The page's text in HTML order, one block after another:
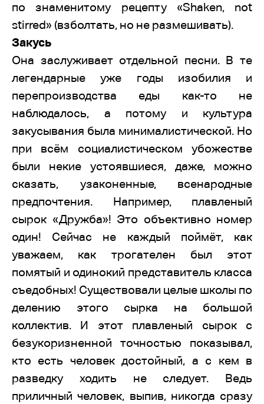
по знаменитому рецепту «Shaken, not
stirred» (взболтать, но не размешивать).
Закусь
Она заслуживает отдельной песни. В те
легендарные уже годы изобилия и
перепроизводства еды как-то не
наблюдалось, а потому и культура
закусывания была минималистической. Но
при всём социалистическом убожестве
были некие устоявшиеся, даже, можно
сказать, узаконенные, всенародные
предпочтения. Например, плавленый
сырок «Дружба»! Это объективно номер
один! Сейчас не каждый поймёт, как
уважаем, как трогателен был этот
помятый и одинокий представитель класса
съедобных! Существовали целые школы по
делению этого сырка на большой
коллектив. И этот плавленый сырок с
безукоризненной точностью показывал,
кто есть человек достойный, а с кем в
разведку ходить не следует. Ведь
приличный человек, выпив, никогда сразу